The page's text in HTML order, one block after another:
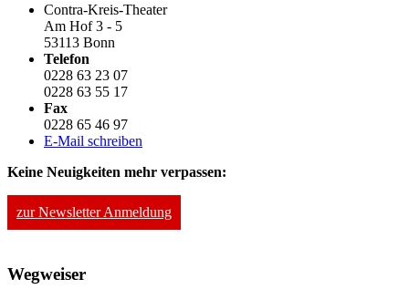
Contra-Kreis-Theater
Am Hof 3 - 5
53113 Bonn
Telefon
0228 63 23 07
0228 63 55 17
Fax
0228 65 46 97
E-Mail schreiben
Keine Neuigkeiten mehr verpassen:
zur Newsletter Anmeldung
Wegweiser